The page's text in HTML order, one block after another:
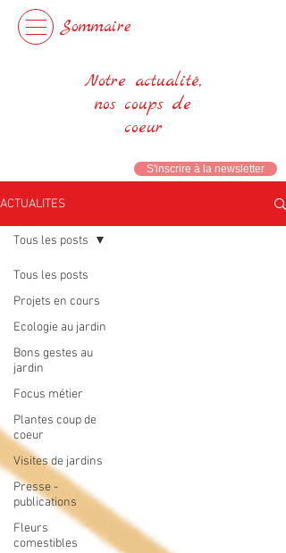
Sommaire
Notre actualité,
nos coups de
coeur
S'inscrire à la newsletter
ACTUALITES
Tous les posts
Projets en cours
Ecologie au jardin
Bons gestes au
jardin
Focus métier
Plantes coup de
coeur
Visites de jardins
Presse -
publications
Fleurs
comestibles
Tous les posts